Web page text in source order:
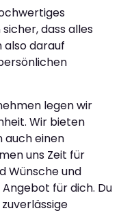
dass alles
also darauf
legen wir
Wir bieten
auch einen
uns Zeit für
Wünsche und
für dich. Du